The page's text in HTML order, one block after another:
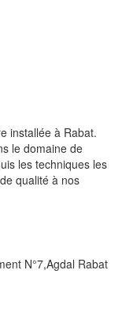
installée à Rabat.
le domaine de
les techniques les
qualité à nos
N°7,Agdal Rabat